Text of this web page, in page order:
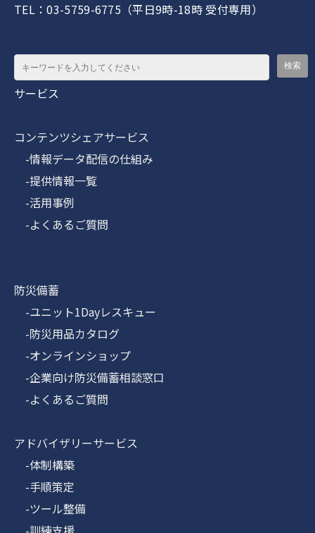
TEL：03-5759-6775（平日9時-18時 受付専用）
サービス
コンテンツシェアサービス
-情報データ配信の仕組み
-提供情報一覧
-活用事例
-よくあるご質問
防災備蓄
-ユニット1Dayレスキュー
-防災用品カタログ
-オンラインショップ
-企業向け防災備蓄相談窓口
-よくあるご質問
アドバイザリーサービス
-体制構築
-手順策定
-ツール整備